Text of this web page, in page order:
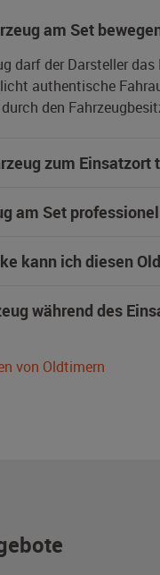
am Set
darf der Darsteller
authentische
den
zum Einsatzort
am Set
kann ich diesen
während des
von Oldtimern